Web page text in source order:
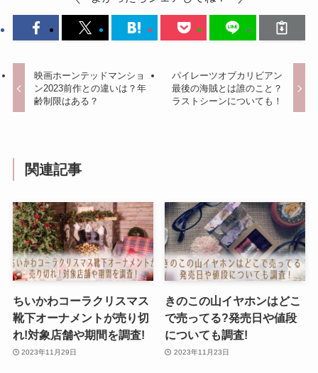
映画ホーンテッドマンショ
ン2023前作との違いは？年
齢制限はある？
パイレーツオブカリビアン
最後の海賊とは誰のこと？
ラストシーンについても！
関連記事
ちいかわコーラクリスマス
靴下オーナメントが売り切
れ!対象店舗や期間を調査!
2023年11月29日
きのこの山イヤホンはどこ
で売ってる?発売日や値段
についても調査!
2023年11月23日